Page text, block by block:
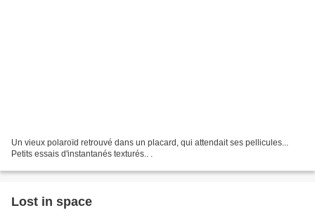
Un vieux polaroïd retrouvé dans un placard, qui attendait ses pellicules...
Petits essais d'instantanés texturés.. .
Lost in space